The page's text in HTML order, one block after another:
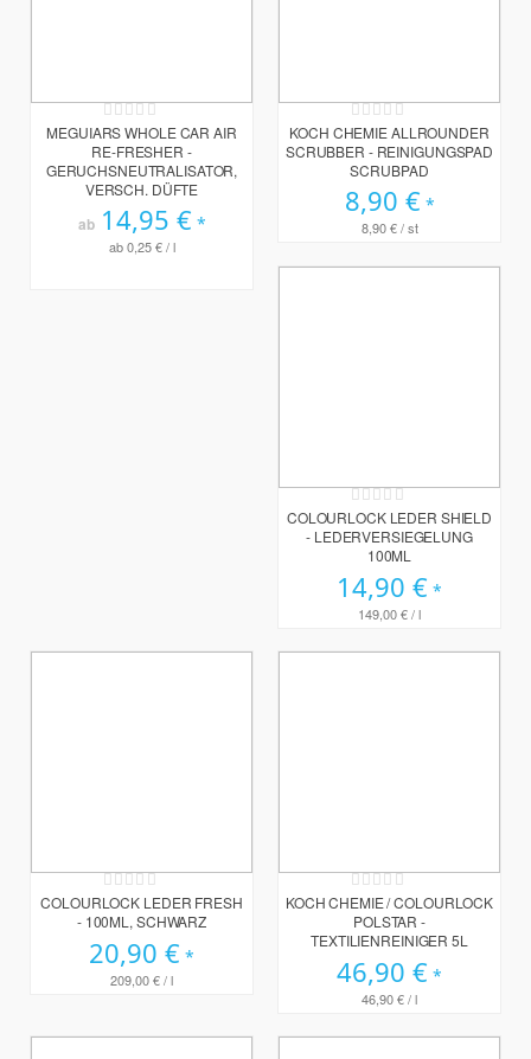
Rating:
0%
MEGUIARS WHOLE CAR AIR
RE-FRESHER -
GERUCHSNEUTRALISATOR,
VERSCH. DÜFTE
ab 14,95 €
ab0,25 €/ l
Rating:
0%
KOCH CHEMIE ALLROUNDER
SCRUBBER - REINIGUNGSPAD
SCRUBPAD
8,90 €
8,90 €/ st
Rating:
0%
COLOURLOCK LEDER SHIELD
- LEDERVERSIEGELUNG
100ML
14,90 €
149,00 €/ l
Rating:
0%
COLOURLOCK LEDER FRESH
- 100ML, SCHWARZ
20,90 €
209,00 €/ l
Rating:
0%
KOCH CHEMIE / COLOURLOCK
POLSTAR -
TEXTILIENREINIGER 5L
46,90 €
46,90 €/ l